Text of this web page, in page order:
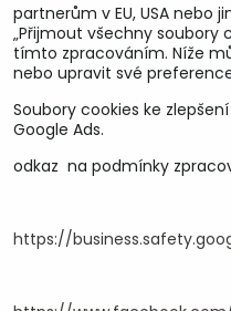
U&M parts s.r.o.
U Zastávky 150, Horní
DIČ CZ25930184
partnerům v EU, USA nebo
„Přijmout všechny soubory
tímto zpracováním. Níže
nebo upravit své
Soubory cookies ke
Google Ads.
odkaz na podmínky
https://